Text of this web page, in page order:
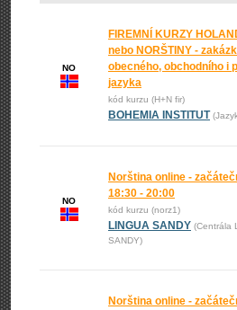
NO
FIREMNÍ KURZY
nebo NORŠTINY -
obecného, obchodního i
jazyka
kód kurzu (H+N fir)
BOHEMIA INSTITUT
NO
Norština online -
18:30 - 20:00
kód kurzu (norz1)
LINGUA SANDY (Centrála
SANDY)
Norština online -